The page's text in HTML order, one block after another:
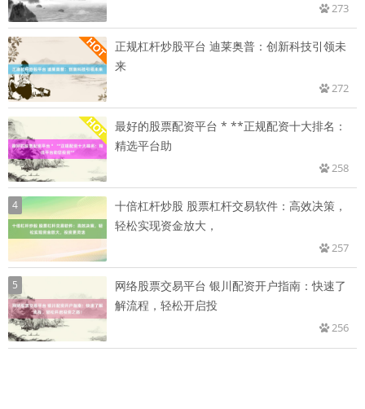
273
正规杠杆炒股平台 迪莱奥普：创新科技引领未
来
272
最好的股票配资平台 * **正规配资十大排名：
精选平台助
258
4
十倍杠杆炒股 股票杠杆交易软件：高效决策，
轻松实现资金放大，
257
5
网络股票交易平台 银川配资开户指南：快速了
解流程，轻松开启投
256